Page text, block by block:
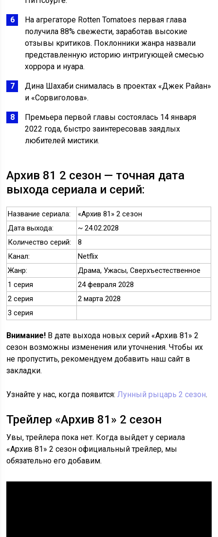
На агрегаторе Rotten Tomatoes первая глава
получила 88% свежести, заработав высокие
отзывы критиков. Поклонники жанра назвали
представленную историю интригующей смесью
хоррора и нуара.
Дина Шахаби снималась в проектах «Джек Райан»
и «Сорвиголова».
Премьера первой главы состоялась 14 января
2022 года, быстро заинтересовав заядлых
любителей мистики.
Архив 81 2 сезон — точная дата
выхода сериала и серий:
Название сериала:
«Архив 81» 2 сезон
Дата выхода:
~ 24.02.2028
Количество серий:
8
Канал:
Netflix
Жанр:
Драма, Ужасы, Сверхъестественное
1 серия
24 февраля 2028
2 серия
2 марта 2028
3 серия
Внимание! В дате выхода новых серий «Архив 81» 2
сезон возможны изменения или уточнения. Чтобы их
не пропустить, рекомендуем добавить наш сайт в
закладки.
Узнайте у нас, когда появится:Лунный рыцарь 2 сезон.
Трейлер «Архив 81» 2 сезон
Увы, трейлера пока нет. Когда выйдет у сериала
«Архив 81» 2 сезон официальный трейлер, мы
обязательно его добавим.